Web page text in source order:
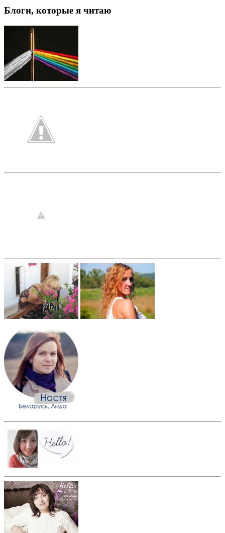
Блоги, которые я читаю